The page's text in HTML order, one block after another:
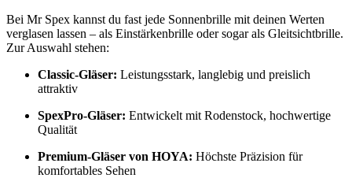
Bei Mr Spex kannst du fast jede Sonnenbrille mit deinen Werten
verglasen lassen – als Einstärkenbrille oder sogar als Gleitsichtbrille.
Zur Auswahl stehen:
Classic-Gläser: Leistungsstark, langlebig und preislich
attraktiv
SpexPro-Gläser: Entwickelt mit Rodenstock, hochwertige
Qualität
Premium-Gläser von HOYA: Höchste Präzision für
komfortables Sehen